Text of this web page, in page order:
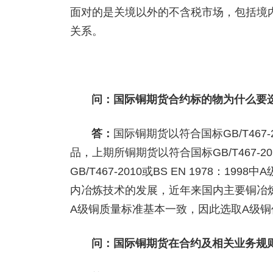
面对的是关境以外的不含税市场，包括
关系。
问：国际铜期货合约标的物为什么要
答： 国际铜期货以符合国标GB/
品，上期所铜期货以符合国标GB/T467-
GB/T467-2010或BS EN 1978：1998中
内冶炼技术的发展，近年来国内主要铜
A级铜质量标准基本一致，因此选取A级铜
问：国际铜期货在合约及相关业务规